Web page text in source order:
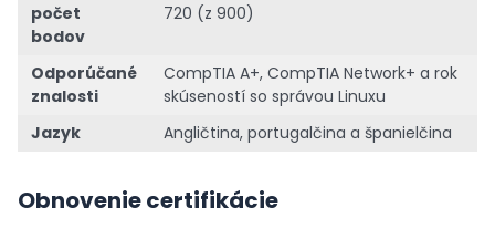
počet
bodov
720 (z 900)
Odporúčané
znalosti
CompTIA A+, CompTIA Network+ a rok
skúseností so správou Linuxu
Jazyk
Angličtina, portugalčina a španielčina
Obnovenie certifikácie